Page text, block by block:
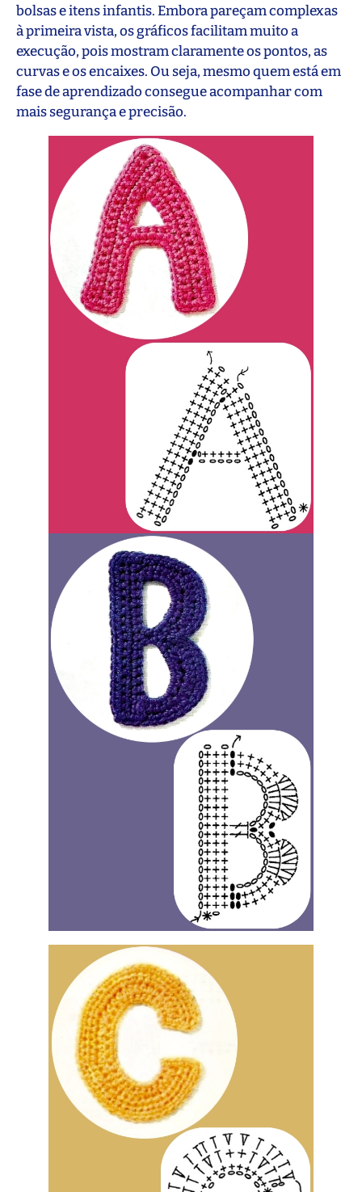
bolsas e itens infantis. Embora pareçam complexas
à primeira vista, os gráficos facilitam muito a
execução, pois mostram claramente os pontos, as
curvas e os encaixes. Ou seja, mesmo quem está em
fase de aprendizado consegue acompanhar com
mais segurança e precisão.